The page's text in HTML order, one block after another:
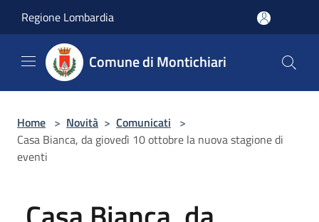
Regione Lombardia
Comune di Montichiari
Home > Novità > Comunicati >
Casa Bianca, da giovedì 10 ottobre la nuova stagione di
eventi